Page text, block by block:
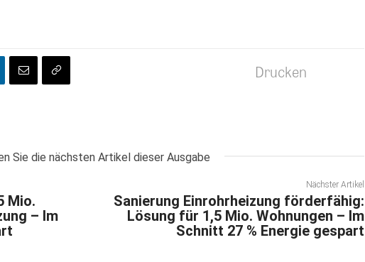
Drucken
Sie die nächsten Artikel dieser Ausgabe
Mio.
– Im
Nächster Artikel
Sanierung Einrohrheizung förderfähig:
Lösung für 1,5 Mio. Wohnungen – Im
Schnitt 27 % Energie gespart